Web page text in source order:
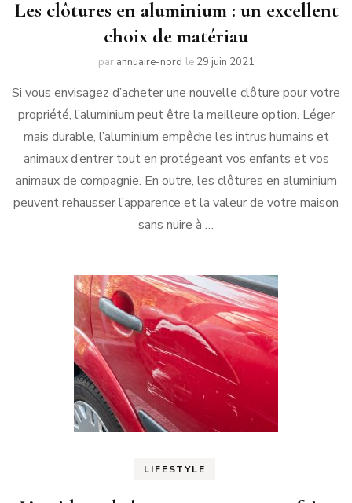
Les clôtures en aluminium : un excellent
choix de matériau
par annuaire-nord le 29 juin 2021
Si vous envisagez d’acheter une nouvelle clôture pour votre
propriété, l’aluminium peut être la meilleure option. Léger
mais durable, l’aluminium empêche les intrus humains et
animaux d’entrer tout en protégeant vos enfants et vos
animaux de compagnie. En outre, les clôtures en aluminium
peuvent rehausser l’apparence et la valeur de votre maison
sans nuire à …
LIFESTYLE